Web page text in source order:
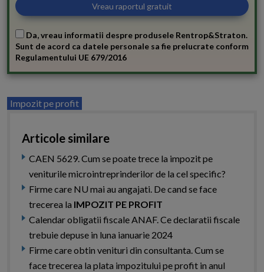
Da, vreau informatii despre produsele Rentrop&Straton.
Sunt de acord ca datele personale sa fie prelucrate conform
Regulamentului UE 679/2016
Impozit pe profit
Articole similare
CAEN 5629. Cum se poate trece la impozit pe
veniturile microintreprinderilor de la cel specific?
Firme care NU mai au angajati. De cand se face
trecerea la IMPOZIT PE PROFIT
Calendar obligatii fiscale ANAF. Ce declaratii fiscale
trebuie depuse in luna ianuarie 2024
Firme care obtin venituri din consultanta. Cum se
face trecerea la plata impozitului pe profit in anul